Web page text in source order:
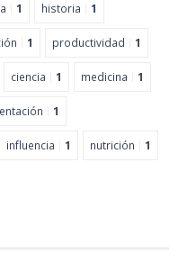
1 historia 1
1 productividad 1
ciencia 1 medicina 1
1
influencia 1 nutrición 1